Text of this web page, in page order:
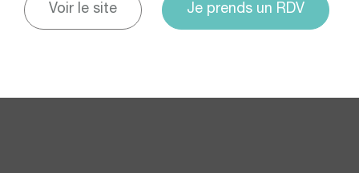
Voir le site Je prends un RDV